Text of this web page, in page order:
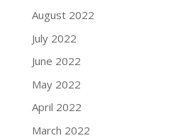
August 2022
July 2022
June 2022
May 2022
April 2022
March 2022